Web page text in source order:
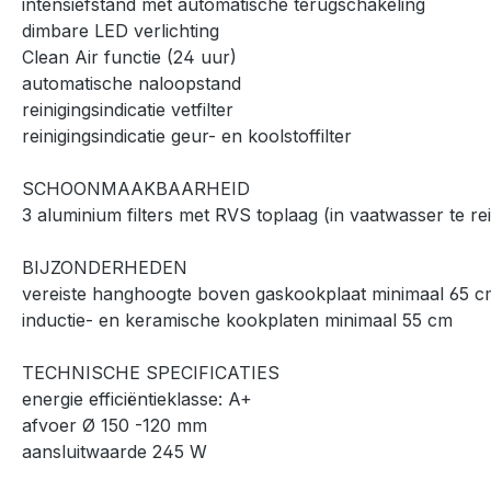
dimbare LED verlichting
Clean Air functie (24 uur)
automatische naloopstand
reinigingsindicatie vetfilter
reinigingsindicatie geur- en koolstoffilter
SCHOONMAAKBAARHEID
3 aluminium filters met RVS toplaag (in vaatwasser te
BIJZONDERHEDEN
vereiste hanghoogte boven gaskookplaat minimaal 65
inductie- en keramische kookplaten minimaal 55 cm
TECHNISCHE SPECIFICATIES
energie efficiëntieklasse: A+
afvoer Ø 150 -120 mm
aansluitwaarde 245 W